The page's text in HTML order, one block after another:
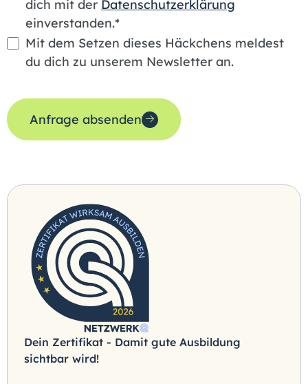
dich mit der Datenschutzerklärung
einverstanden.*
Mit dem Setzen dieses Häckchens meldest
du dich zu unserem Newsletter an.
Anfrage absenden
Dein Zertifikat - Damit gute Ausbildung
sichtbar wird!